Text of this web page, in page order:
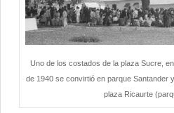
Uno de los costados de la plaza Sucre,
de 1940 se convirtió en parque Santander
plaza Ricaurte